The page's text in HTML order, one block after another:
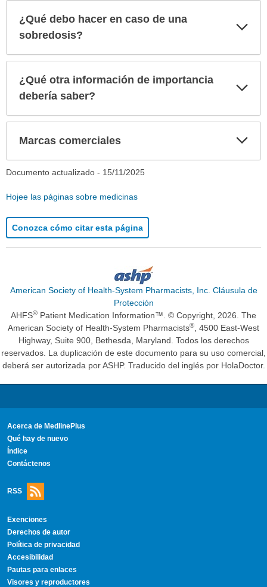
¿Qué debo hacer en caso de una
sobredosis?
¿Qué otra información de importancia
debería saber?
Marcas comerciales
Documento actualizado - 15/11/2025
Hojee las páginas sobre medicinas
Conozca cómo citar esta página
American Society of Health-System Pharmacists, Inc. Cláusula de
Protección
AHFS® Patient Medication Information™. © Copyright, 2026. The
American Society of Health-System Pharmacists®, 4500 East-West
Highway, Suite 900, Bethesda, Maryland. Todos los derechos
reservados. La duplicación de este documento para su uso comercial,
deberá ser autorizada por ASHP. Traducido del inglés por HolaDoctor.
Acerca de MedlinePlus
Qué hay de nuevo
Índice
Contáctenos
RSS
Exenciones
Derechos de autor
Política de privacidad
Accesibilidad
Pautas para enlaces
Visores y reproductores